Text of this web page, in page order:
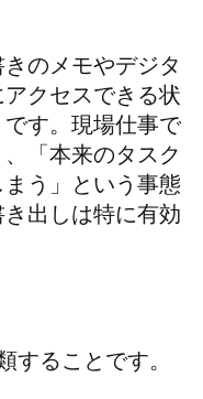
のメモやデジタ
クセスできる状
す。現場仕事で
「本来のタスク
う」という事態
出しは特に有効
することです。